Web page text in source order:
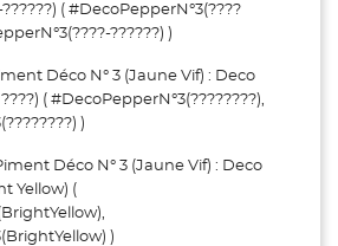
??????) ( #DecoPepperN°3(????
??????) )
Déco N° 3 (Jaune Vif) : Deco
( #DecoPepperN°3(????????),
)
Déco N° 3 (Jaune Vif) : Deco
Yellow) (
)